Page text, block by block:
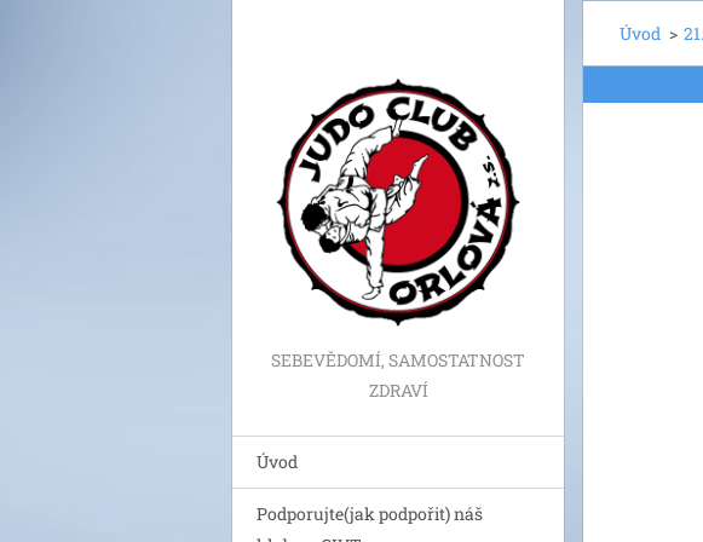
SEBEVĚDOMÍ, SAMOSTATNOST
ZDRAVÍ
Úvod
Podporujte(jak podpořit) náš
Úvod >